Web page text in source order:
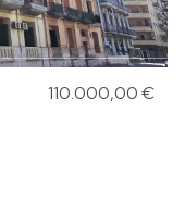
110.000,00 €